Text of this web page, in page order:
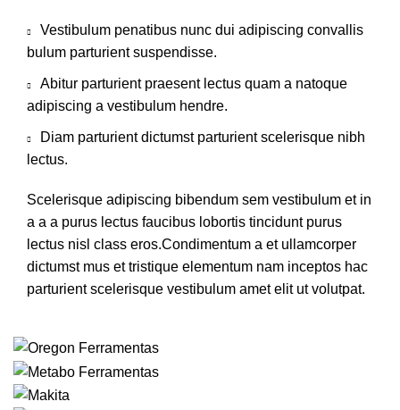
Vestibulum penatibus nunc dui adipiscing convallis
bulum parturient suspendisse.
Abitur parturient praesent lectus quam a natoque
adipiscing a vestibulum hendre.
Diam parturient dictumst parturient scelerisque nibh
lectus.
Scelerisque adipiscing bibendum sem vestibulum et in
a a a purus lectus faucibus lobortis tincidunt purus
lectus nisl class eros.Condimentum a et ullamcorper
dictumst mus et tristique elementum nam inceptos hac
parturient scelerisque vestibulum amet elit ut volutpat.